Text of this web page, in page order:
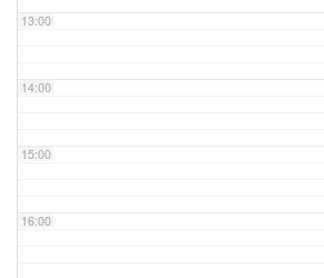
13:00
14:00
15:00
16:00